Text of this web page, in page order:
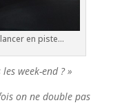
en piste…
week-end ? »
on ne double pas